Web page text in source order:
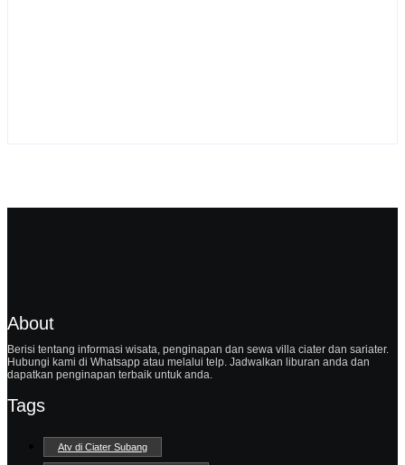
About
Berisi tentang informasi wisata, penginapan dan sewa villa ciater dan sariater.
Hubungi kami di Whatsapp atau melalui telp. Jadwalkan liburan anda dan
dapatkan penginapan terbaik untuk anda.
Tags
Atv di Ciater Subang